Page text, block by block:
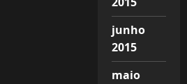
junho
2015
maio